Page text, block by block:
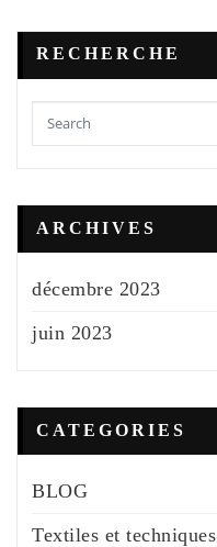
RECHERCHE
ARCHIVES
décembre 2023
juin 2023
CATEGORIES
BLOG
Textiles et techniques